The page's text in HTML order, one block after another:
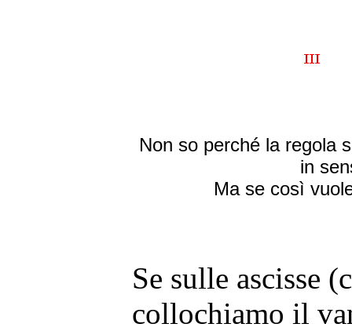
Non so perché la regola
in
Ma se così
Se sulle ascisse
collochiamo il